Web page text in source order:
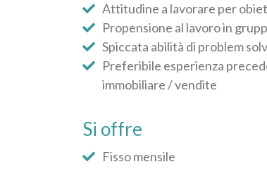
Attitudine a lavorare per
Propensione al lavoro in
Spiccata abilità di problem
Preferibile esperienza
immobiliare / vendite
Si offre
Fisso mensile